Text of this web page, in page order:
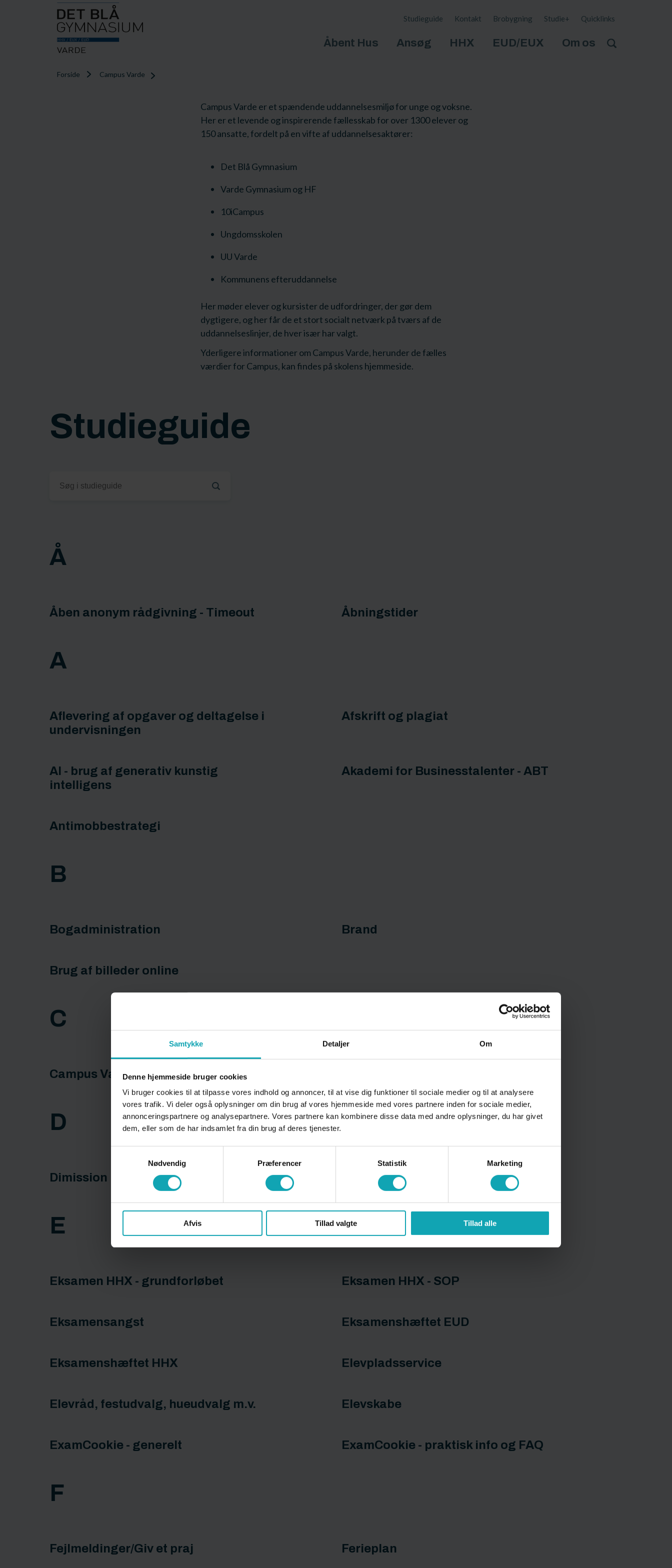
Samtykke Detaljer Om
Denne hjemmeside bruger cookies
Vi bruger cookies til at tilpasse vores indhold og annoncer, til at vise dig funktioner til sociale medier og til at analysere
vores trafik. Vi deler også oplysninger om din brug af vores hjemmeside med vores partnere inden for sociale medier,
annonceringspartnere og analysepartnere. Vores partnere kan kombinere disse data med andre oplysninger, du har givet
dem, eller som de har indsamlet fra din brug af deres tjenester.
Nødvendig
Præferencer Statistik Marketing
Afvis Tillad valgte Tillad alle
Studieguide Kontakt Brobygning Studie+ Quicklinks
Åbent Hus Ansøg HHX EUD/EUX Om os
Forside Campus Varde
Campus Varde er et spændende uddannelsesmiljø for unge og voksne.
Her er et levende og inspirerende fællesskab for over 1300 elever og
150 ansatte, fordelt på en vifte af uddannelsesaktører:
Det Blå Gymnasium
Varde Gymnasium og HF
10iCampus
Ungdomsskolen
UU Varde
Kommunens efteruddannelse
Her møder elever og kursister de udfordringer, der gør dem
dygtigere, og her får de et stort socialt netværk på tværs af de
uddannelseslinjer, de hver især har valgt.
Yderligere informationer om Campus Varde, herunder de fælles
værdier for Campus, kan findes på skolens hjemmeside.
Studieguide
Å
Åben anonym rådgivning - Timeout Åbningstider
A
Aflevering af opgaver og deltagelse i
undervisningen
Afskrift og plagiat
AI - brug af generativ kunstig
intelligens
Akademi for Businesstalenter - ABT
Antimobbestrategi
B
Bogadministration Brand
Brug af billeder online
C
Campus Varde
D
Dimission
E
Eksamen HHX - grundforløbet Eksamen HHX - SOP
Eksamensangst Eksamenshæftet EUD
Eksamenshæftet HHX Elevpladsservice
Elevråd, festudvalg, hueudvalg m.v. Elevskabe
ExamCookie - generelt ExamCookie - praktisk info og FAQ
F
Fejlmeldinger/Giv et praj Ferieplan